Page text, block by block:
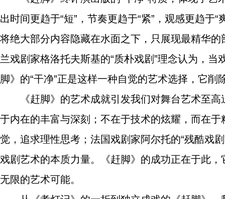
出时间更趋于“短”，节奏更趋于“紧”，观感更趋
将绝大部分内容隐藏在水面之下，只展现最精华的
兰戏剧家格洛托夫斯基的“质朴戏剧”理念认为，
脚》的“干净”正是这样一种自觉的艺术选择，它
《赶脚》的艺术成就引发我们对舞台艺术至
于内在的丰富与深刻；不在于技术的炫耀，而在
觉，追求理性思考；法国戏剧家阿尔托的“残酷
戏剧艺术的本质力量。《赶脚》的成功正在于此
无限的艺术可能。